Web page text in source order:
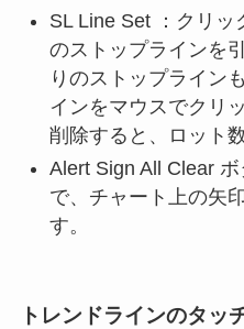
SL Line Set ：クリッ
のストップラインを
りのストップライン
インをマウスでクリ
削除すると、ロット
Alert Sign All Clear
で、チャート上の矢
す。
トレンドラインのタッ